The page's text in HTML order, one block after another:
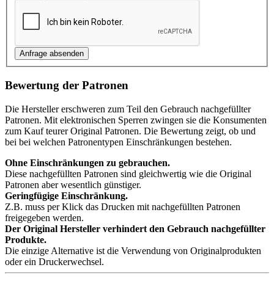
Bewertung der Patronen
Die Hersteller erschweren zum Teil den Gebrauch nachgefüllter
Patronen. Mit elektronischen Sperren zwingen sie die Konsumenten
zum Kauf teurer Original Patronen. Die Bewertung zeigt, ob und
bei bei welchen Patronentypen Einschränkungen bestehen.
Ohne Einschränkungen zu gebrauchen.
Diese nachgefüllten Patronen sind gleichwertig wie die Original
Patronen aber wesentlich günstiger.
Geringfügige Einschränkung.
Z.B. muss per Klick das Drucken mit nachgefüllten Patronen
freigegeben werden.
Der Original Hersteller verhindert den Gebrauch nachgefüllter
Produkte.
Die einzige Alternative ist die Verwendung von Originalprodukten
oder ein Druckerwechsel.